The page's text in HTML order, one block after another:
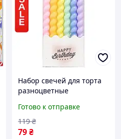
Набор свечей для торта
разноцветные
6 штук для дня рождения
и праздника
Готово к отправке
79₴
119 ₴